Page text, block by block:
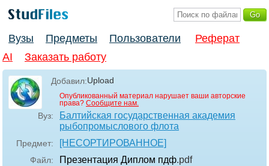
Вузы Предметы Пользователи
Реферат
AI
Заказать работу
Добавил:Upload
Опубликованный материал нарушает ваши авторские
права? Сообщите нам.
Вуз:
Балтийская государственная академия
рыбопромыслового флота
Предмет: [НЕСОРТИРОВАННОЕ]
Файл: Презентация Диплом пдф.pdf